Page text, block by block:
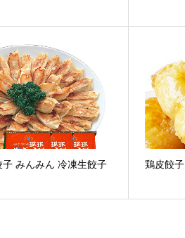
みんみん 冷凍生餃子
鶏皮餃子